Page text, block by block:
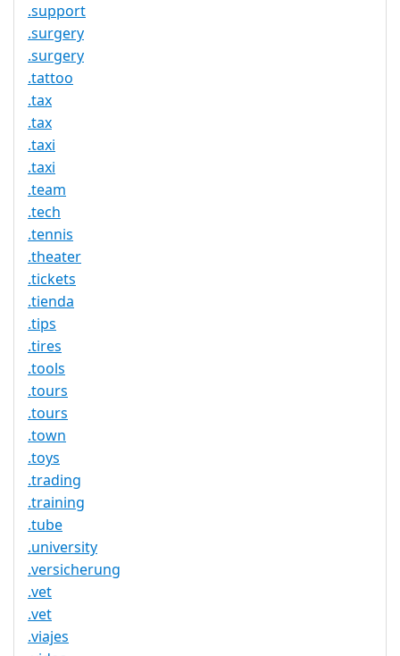
.support
.surgery
.surgery
.tattoo
.tax
.tax
.taxi
.taxi
.team
.tech
.tennis
.theater
.tickets
.tienda
.tips
.tires
.tools
.tours
.tours
.town
.toys
.trading
.training
.tube
.university
.versicherung
.vet
.vet
.viajes